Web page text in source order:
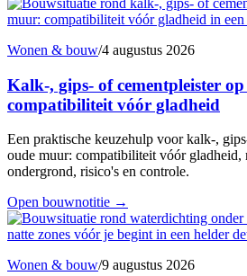
Wonen & bouw/4 augustus 2026
Kalk-, gips- of cementpleister
compatibiliteit vóór gladheid
Een praktische keuzehulp voor kalk-,
oude muur: compatibiliteit vóór gladheid,
ondergrond, risico's en controle.
Open bouwnotitie →
Wonen & bouw/9 augustus 2026